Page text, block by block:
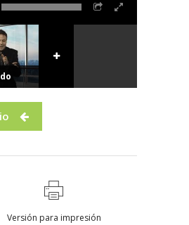
Versión para impresión